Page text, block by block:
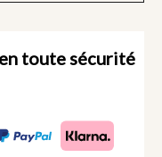
toute sécurité